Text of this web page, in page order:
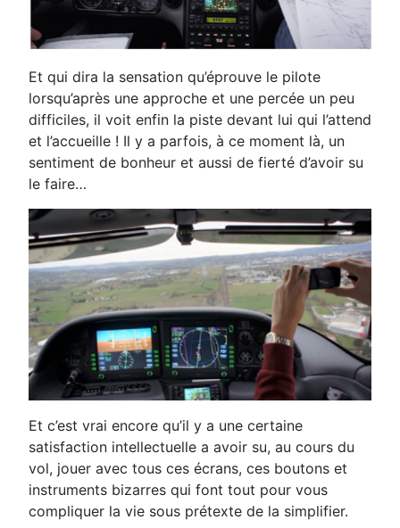
Et qui dira la sensation qu’éprouve le pilote
lorsqu’après une approche et une percée un peu
difficiles, il voit enfin la piste devant lui qui l’attend
et l’accueille ! Il y a parfois, à ce moment là, un
sentiment de bonheur et aussi de fierté d’avoir su
le faire…
Et c’est vrai encore qu’il y a une certaine
satisfaction intellectuelle a avoir su, au cours du
vol, jouer avec tous ces écrans, ces boutons et
instruments bizarres qui font tout pour vous
compliquer la vie sous prétexte de la simplifier.